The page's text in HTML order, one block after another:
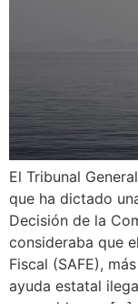
El Tribunal
que ha dictado
Decisión de la
consideraba que
Fiscal (SAFE),
ayuda estatal